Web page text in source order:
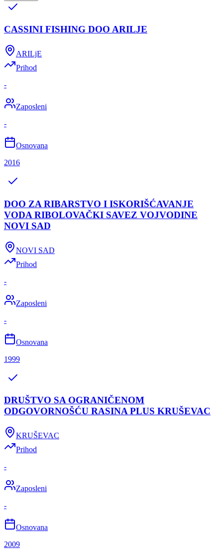
CASSINI FISHING DOO ARILJE
ARILjE
Prihod
-
Zaposleni
-
Osnovana
2016
DOO ZA RIBARSTVO I ISKORIŠĆAVANJE
VODA RIBOLOVAČKI SAVEZ VOJVODINE
NOVI SAD
NOVI SAD
Prihod
-
Zaposleni
-
Osnovana
1999
DRUŠTVO SA OGRANIČENOM
ODGOVORNOŠĆU RASINA PLUS KRUŠEVAC
KRUŠEVAC
Prihod
-
Zaposleni
-
Osnovana
2009